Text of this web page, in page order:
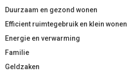
Duurzaam en gezond wonen
Efficient ruimtegebruik en klein wonen
Energie en verwarming
Familie
Geldzaken